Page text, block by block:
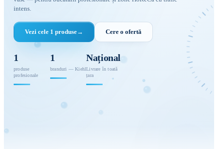
intens.
Vezi cele 1 produse→ Cere o ofertă
1
produse
profesionale
1
branduri — Kiehl
Național
Livrare în toată
țara